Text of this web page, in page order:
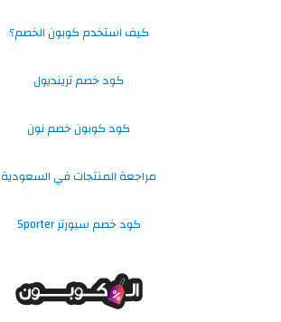
كيف استخدم كوبون الخصم؟
كود خصم ترينديول
كود كوبون خصم نون
مراجعة المنتجات في السعودية
كود خصم سبورتر Sporter